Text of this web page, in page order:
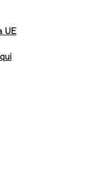
UE